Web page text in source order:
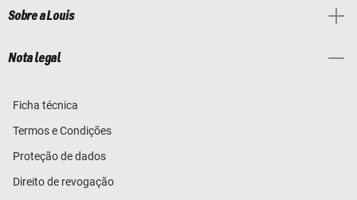
Sobre a Louis
Nota legal
Ficha técnica
Termos e Condições
Proteção de dados
Direito de revogação